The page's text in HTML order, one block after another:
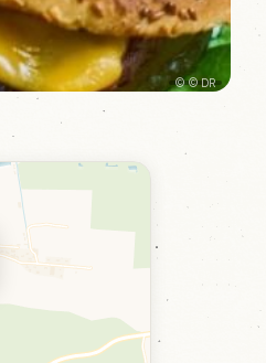
© © DR